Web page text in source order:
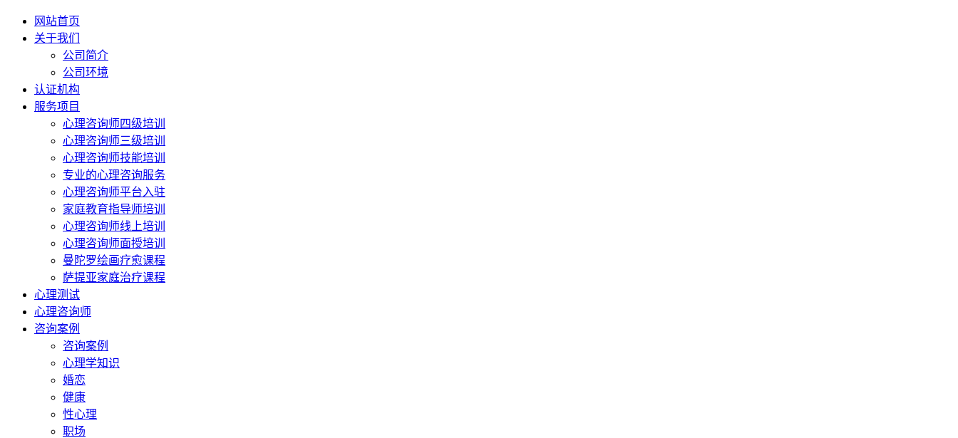
网站首页
关于我们
公司简介
公司环境
认证机构
服务项目
心理咨询师四级培训
心理咨询师三级培训
心理咨询师技能培训
专业的心理咨询服务
心理咨询师平台入驻
家庭教育指导师培训
心理咨询师线上培训
心理咨询师面授培训
曼陀罗绘画疗愈课程
萨提亚家庭治疗课程
心理测试
心理咨询师
咨询案例
咨询案例
心理学知识
婚恋
健康
性心理
职场